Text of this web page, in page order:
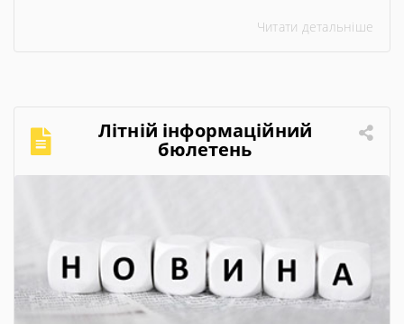
реалізується @Міністерством освіти і науки
щоб студенти мали змогу опановувати сучасні
та актуальні професії та спеціальності. Завдяки
субвенції в розмірі […]
Читати детальніше
Літній інформаційний
бюлетень